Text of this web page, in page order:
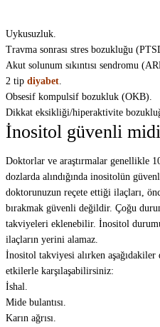
Uykusuzluk.
Travma sonrası stres bozukluğu
Akut solunum sıkıntısı sendromu
2 tip diyabet
Obsesif kompulsif bozukluk (OKB).
Dikkat eksikliği/hiperaktivite
İnositol güvenli
Doktorlar ve araştırmalar genellikle
dozlarda alındığında inositolün
doktorunuzun reçete ettiği ilaçları,
bırakmak güvenli değildir. Çoğu
takviyeleri eklenebilir. İnositol
ilaçların yerini alamaz.
İnositol takviyesi alırken
etkilerle karşılaşabilirsiniz:
İshal.
Mide bulantısı.
Karın ağrısı.